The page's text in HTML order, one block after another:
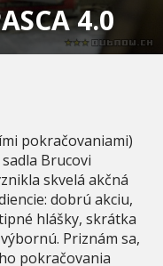
4.0
pokračovaniami)
Brucovi
skvelá akčná
dobrú akciu,
hlášky, skrátka
Priznám sa,
pokračovania